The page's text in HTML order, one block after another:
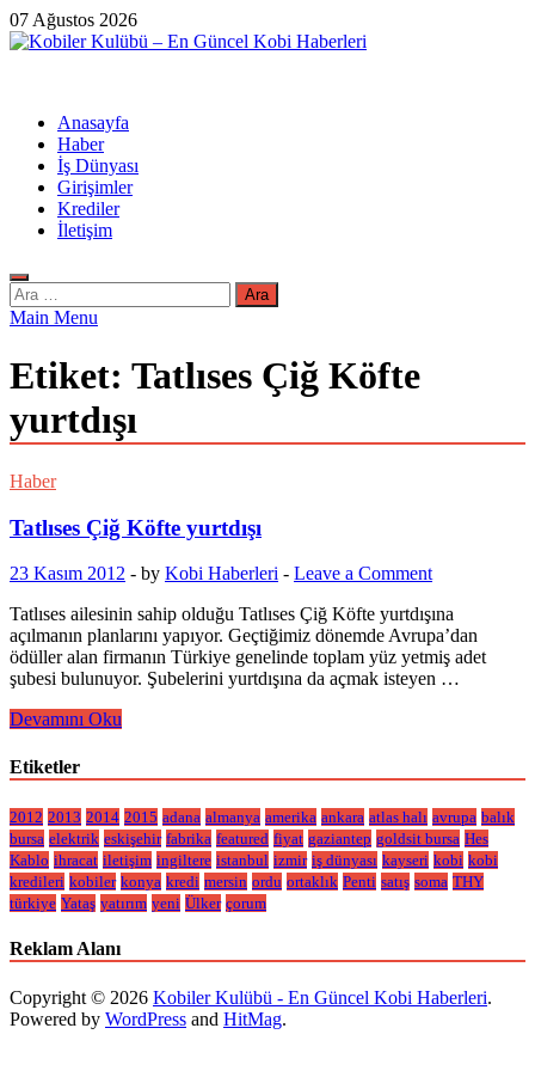
Skip
to
07 Ağustos 2026
Anasayfa
Haber
İş Dünyası
Girişimler
Krediler
İletişim
Arama:
Main Menu
Etiket: Tatlıses Çiğ Köfte
yurtdışı
Haber
Tatlıses Çiğ Köfte yurtdışı
23 Kasım 2012 - by Kobi Haberleri - Leave a Comment
Tatlıses ailesinin sahip olduğu Tatlıses Çiğ Köfte yurtdışına
açılmanın planlarını yapıyor. Geçtiğimiz dönemde Avrupa’dan
ödüller alan firmanın Türkiye genelinde toplam yüz yetmiş adet
şubesi bulunuyor. Şubelerini yurtdışına da açmak isteyen …
Tatlıses
Köfte
yurtdışı
Devamını Oku
Etiketler
2012 2013 2014 2015 adana almanya amerika ankara atlas halı avrupa balık
bursa elektrik eskişehir fabrika featured fiyat gaziantep goldsit bursa Hes
Kablo ihracat iletişim ingiltere istanbul izmir iş dünyası kayseri kobi kobi
kredileri kobiler konya kredi mersin ordu ortaklık Penti satış soma THY
türkiye Yataş yatırım yeni Ülker çorum
Reklam Alanı
Copyright © 2026 Kobiler Kulübü - En Güncel Kobi Haberleri.
Powered by WordPress and HitMag.